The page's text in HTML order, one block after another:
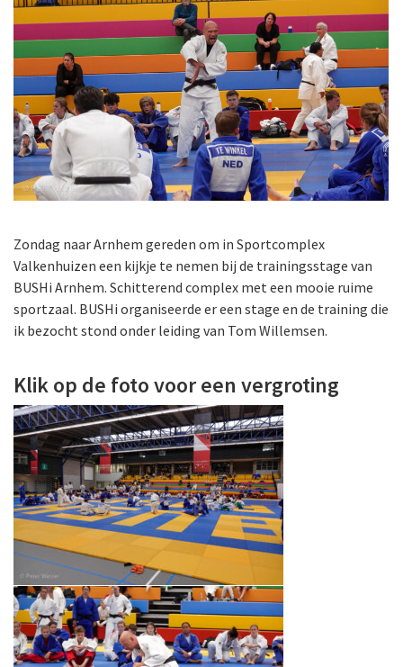
Zondag naar Arnhem gereden om in Sportcomplex
Valkenhuizen een kijkje te nemen bij de trainingsstage van
BUSHi Arnhem. Schitterend complex met een mooie ruime
sportzaal. BUSHi organiseerde er een stage en de training die
ik bezocht stond onder leiding van Tom Willemsen.
Klik op de foto voor een vergroting